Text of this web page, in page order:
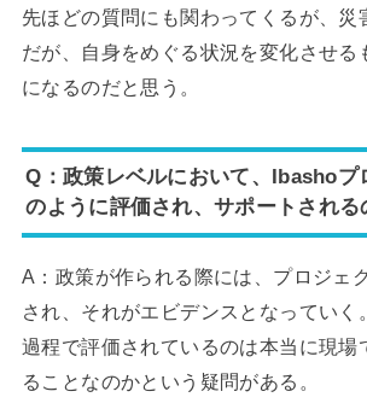
先ほどの質問にも関わってくるが、災
だが、自身をめぐる状況を変化させる
になるのだと思う。
Q：政策レベルにおいて、Ibashoプ
のように評価され、サポートされる
A：政策が作られる際には、プロジェ
され、それがエビデンスとなっていく
過程で評価されているのは本当に現場
ることなのかという疑問がある。